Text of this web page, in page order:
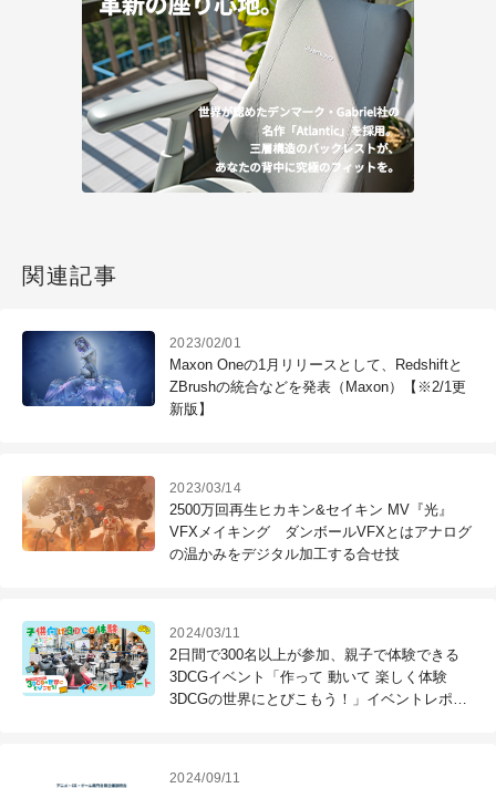
関連記事
2023/02/01
Maxon Oneの1月リリースとして、Redshiftと
ZBrushの統合などを発表（Maxon）【※2/1更
新版】
2023/03/14
2500万回再生ヒカキン&セイキン MV『光』
VFXメイキング ダンボールVFXとはアナログ
の温かみをデジタル加工する合せ技
2024/03/11
2日間で300名以上が参加、親子で体験できる
3DCGイベント「作って 動いて 楽しく体験
3DCGの世界にとびこもう！」イベントレポー
2024/09/11